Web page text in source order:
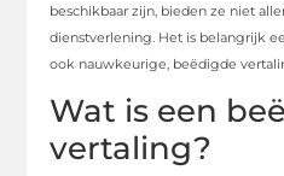
beschikbaar zijn, bieden ze niet
dienstverlening. Het is belangrijk
ook nauwkeurige, beëdigde
Wat is een
vertaling?